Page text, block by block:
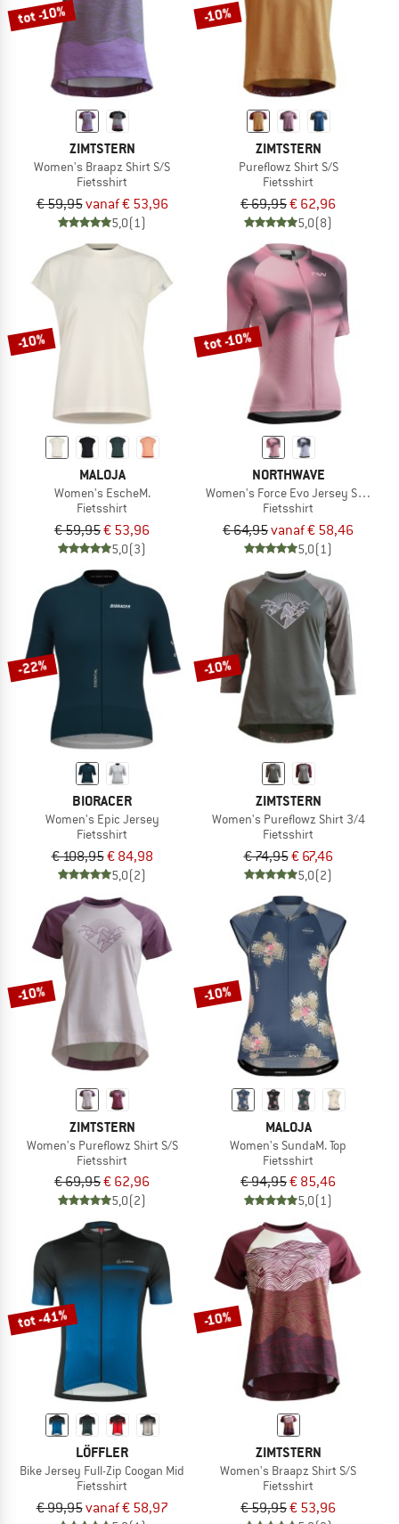
tot -10%
ZIMTSTERN
Women's Braapz Shirt S/S
Fietsshirt
€ 59,95vanaf € 53,96
5,0(1)
-10%
ZIMTSTERN
Pureflowz Shirt S/S
Fietsshirt
€ 69,95€ 62,96
5,0(8)
-10%
MALOJA
Women's EscheM.
Fietsshirt
€ 59,95€ 53,96
5,0(3)
tot -10%
NORTHWAVE
Women's Force Evo Jersey Short
Fietsshirt
€ 64,95vanaf € 58,46
5,0(1)
-22%
BIORACER
Women's Epic Jersey
Fietsshirt
€ 108,95€ 84,98
5,0(2)
-10%
ZIMTSTERN
Women's Pureflowz Shirt 3/4
Fietsshirt
€ 74,95€ 67,46
5,0(2)
-10%
ZIMTSTERN
Women's Pureflowz Shirt S/S
Fietsshirt
€ 69,95€ 62,96
5,0(2)
-10%
MALOJA
Women's SundaM. Top
Fietsshirt
€ 94,95€ 85,46
5,0(1)
tot -41%
LÖFFLER
Bike Jersey Full-Zip Coogan Mid
Fietsshirt
€ 99,95vanaf € 58,97
-10%
ZIMTSTERN
Women's Braapz Shirt S/S
Fietsshirt
€ 59,95€ 53,96